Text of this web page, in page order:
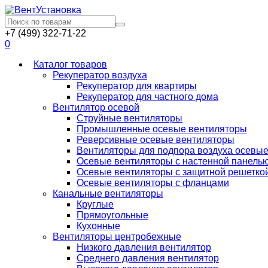
+7 (499) 322-71-22
0
Каталог товаров
Рекуператор воздуха
Рекуператор для квартиры
Рекуператор для частного дома
Вентилятор осевой
Струйные вентиляторы
Промышленные осевые вентиляторы
Реверсивные осевые вентиляторы
Вентиляторы для подпора воздуха осевые
Осевые вентиляторы с настенной
Осевые вентиляторы с защитной
Осевые вентиляторы с фланцами
Канальные вентиляторы
Круглые
Прямоугольные
Кухонные
Вентиляторы центробежные
Низкого давления вентилятор
Среднего давления вентилятор